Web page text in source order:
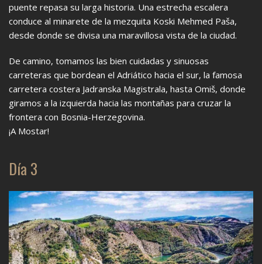
puente repasa su larga historia. Una estrecha escalera
conduce al minarete de la mezquita Koski Mehmed Paša,
desde donde se divisa una maravillosa vista de la ciudad.
De camino, tomamos las bien cuidadas y sinuosas
carreteras que bordean el Adriático hacia el sur, la famosa
carretera costera Jadranska Magistrala, hasta Omiš, donde
giramos a la izquierda hacia las montañas para cruzar la
frontera con Bosnia-Herzegovina.
¡A Mostar!
Día 3